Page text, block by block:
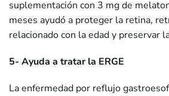
suplementación con 3 mg de
meses ayudó a proteger la retina,
relacionado con la edad y preservar
5- Ayuda a tratar la ERGE
La enfermedad por reflujo